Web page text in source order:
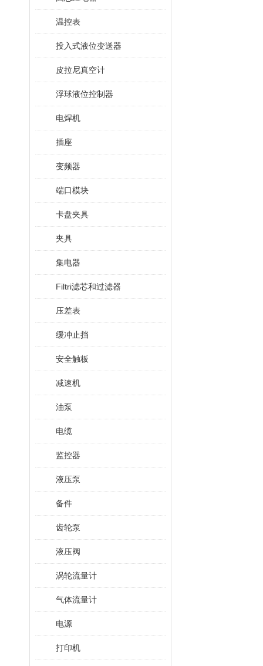
温控表
投入式液位变送器
皮拉尼真空计
浮球液位控制器
电焊机
插座
变频器
端口模块
卡盘夹具
夹具
集电器
Filtri滤芯和过滤器
压差表
缓冲止挡
安全触板
减速机
油泵
电缆
监控器
液压泵
备件
齿轮泵
液压阀
涡轮流量计
气体流量计
电源
打印机